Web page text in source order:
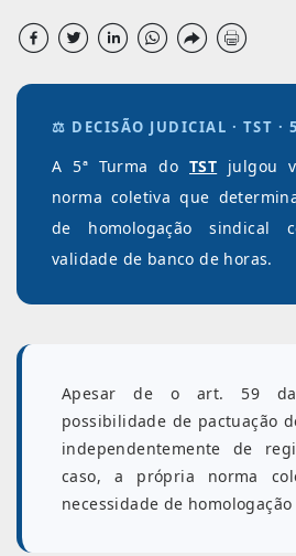
⚖️ DECISÃO JUDICIAL · TST ·
A 5ª Turma do TST julgou
norma coletiva que
de homologação sindical
validade de banco de horas.
Apesar de o art. 59
possibilidade de pactuação
independentemente de
caso, a própria norma
necessidade de